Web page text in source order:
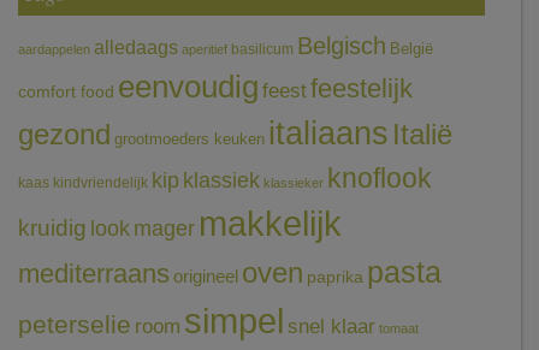
aardappelen alledaags aperitief basilicum Belgisch België
comfort food eenvoudig feestfeestelijk
gezond grootmoeders keuken italiaans Italië
kaas kindvriendelijk kip klassiek klassieker knoflook
kruidig look mager makkelijk
mediterraans origineel oven paprika pasta
peterselie room simpel snel klaar tomaat